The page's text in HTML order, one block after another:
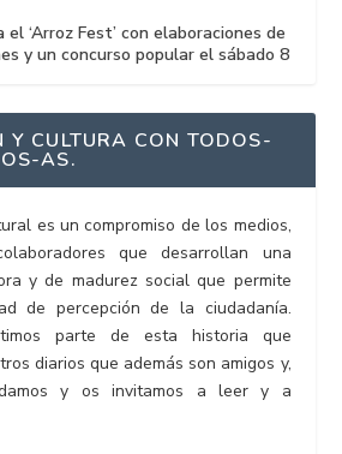
‘Arroz Fest’ con elaboraciones de
y un concurso popular el sábado 8
Y CULTURA CON TODOS-
AS.
es un compromiso de los medios,
que desarrollan una
y de madurez social que permite
de percepción de la ciudadanía.
parte de esta historia que
diarios que además son amigos y,
y os invitamos a leer y a